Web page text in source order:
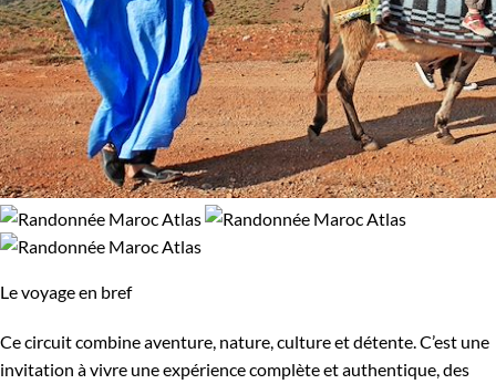
Confort
Bivouac, sous tente Standard
Environnement
Bord de mer et îles
Le voyage en bref
Ce circuit combine aventure, nature, culture et détente. C’est une
invitation à vivre une expérience complète et authentique, des